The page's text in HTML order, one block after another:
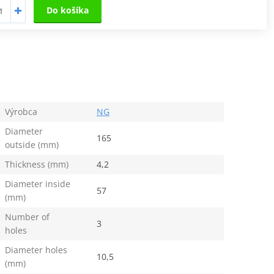
Do košíka
Výrobca
NG
Diameter
outside (mm)
165
Thickness (mm)
4,2
Diameter inside
(mm)
57
Number of
holes
3
Diameter holes
(mm)
10,5